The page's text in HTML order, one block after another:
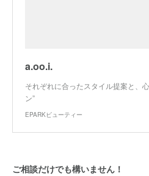
a.oo.i.
それぞれに合ったスタイル提案と、
ン”
EPARKビューティー
ご相談だけでも構いません！